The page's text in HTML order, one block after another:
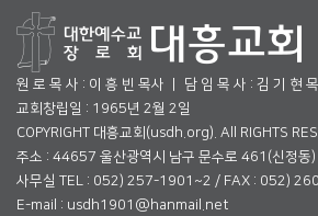
원 로 목 사 : 이 흥 빈 목사 ㅣ 담 임 목 사 : 김 기 현
교회창립일 : 1965년 2월 2일
COPYRIGHT 대흥교회(usdh.org). All RIGHTS
주소 : 44657 울산광역시 남구 문수로 461(신정동)
사무실 TEL : 052) 257-1901~2 / FAX : 052)
E-mail : usdh1901@hanmail.net